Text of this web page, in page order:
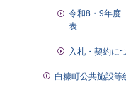
令和8・9年度
表
入札・契約に
白糠町公共施設等